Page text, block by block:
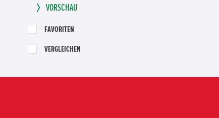
VORSCHAU
FAVORITEN
VERGLEICHEN